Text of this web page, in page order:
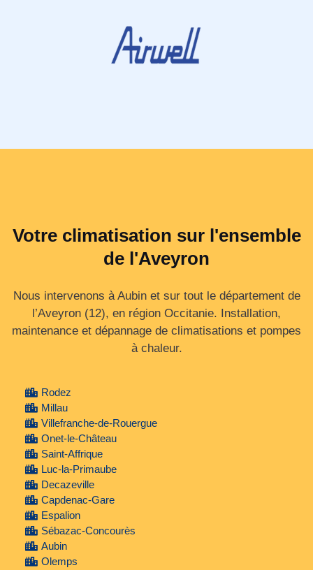
Votre climatisation sur l'ensemble
de l'Aveyron
Nous intervenons à Aubin et sur tout le département de
l’Aveyron (12), en région Occitanie. Installation,
maintenance et dépannage de climatisations et pompes
à chaleur.
Rodez
Millau
Villefranche-de-Rouergue
Onet-le-Château
Saint-Affrique
Luc-la-Primaube
Decazeville
Capdenac-Gare
Espalion
Sébazac-Concourès
Aubin
Olemps